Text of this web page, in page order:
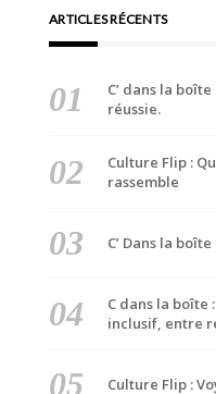
ARTICLES RÉCENTS
C’ dans la
réussie.
Culture Flip :
rassemble
C’ Dans la
C dans la
inclusif, entre
Culture Flip :